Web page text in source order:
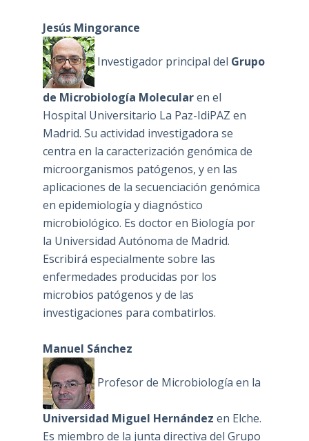
Jesús Mingorance
Investigador principal del Grupo
de Microbiología Molecularen el
Hospital Universitario La Paz-IdiPAZ en
Madrid. Su actividad investigadora se
centra en la caracterización genómica de
microorganismos patógenos, y en las
aplicaciones de la secuenciación genómica
en epidemiología y diagnóstico
microbiológico. Es doctor en Biología por
la Universidad Autónoma de Madrid.
Escribirá especialmente sobre las
enfermedades producidas por los
microbios patógenos y de las
investigaciones para combatirlos.
Manuel Sánchez
Profesor de Microbiología en la
Universidad Miguel Hernández en Elche.
Es miembro de la junta directiva del Grupo